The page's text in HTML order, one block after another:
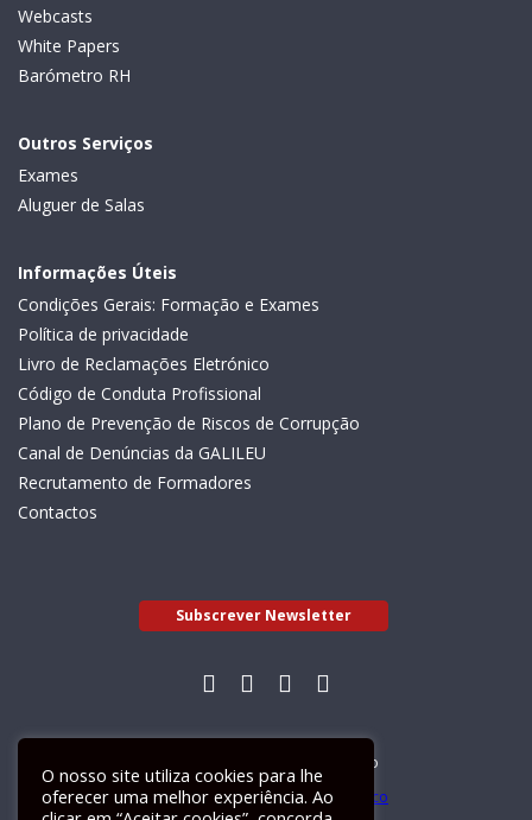
Webcasts
White Papers
Barómetro RH
Outros Serviços
Exames
Aluguer de Salas
Informações Úteis
Condições Gerais: Formação e Exames
Política de privacidade
Livro de Reclamações Eletrónico
Código de Conduta Profissional
Plano de Prevenção de Riscos de Corrupção
Canal de Denúncias da GALILEU
Recrutamento de Formadores
Contactos
Subscrever Newsletter
Livro de Reclamações Electrónico
O nosso site utiliza cookies para lhe
oferecer uma melhor experiência. Ao